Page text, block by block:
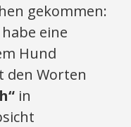
gekommen:
eine
Hund
den Worten
in